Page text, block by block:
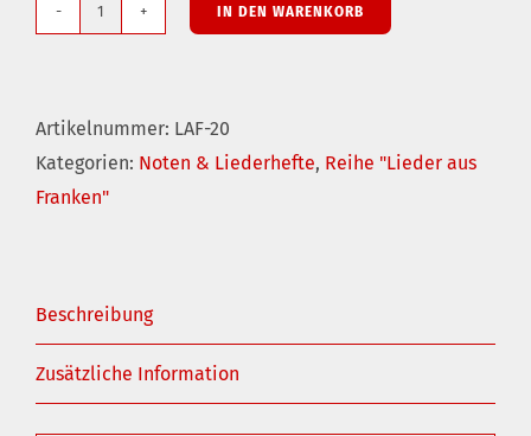
Heft
20
Menge
IN DEN WARENKORB
Artikelnummer: LAF-20
Kategorien: Noten & Liederhefte, Reihe "Lieder aus
Franken"
Beschreibung
Zusätzliche Information